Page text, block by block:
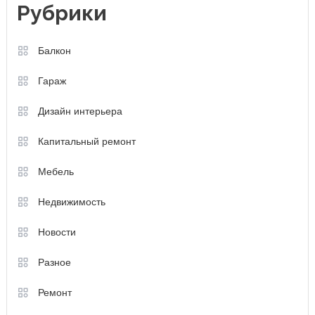
Рубрики
Балкон
Гараж
Дизайн интерьера
Капитальный ремонт
Мебель
Недвижимость
Новости
Разное
Ремонт